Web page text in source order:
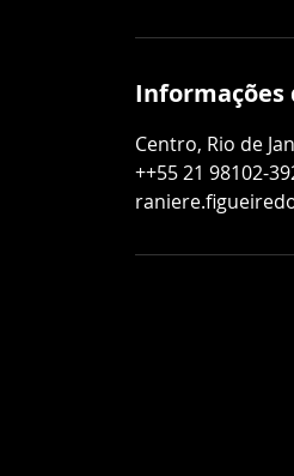
Informações
Centro, Rio de
++55 21 98102-